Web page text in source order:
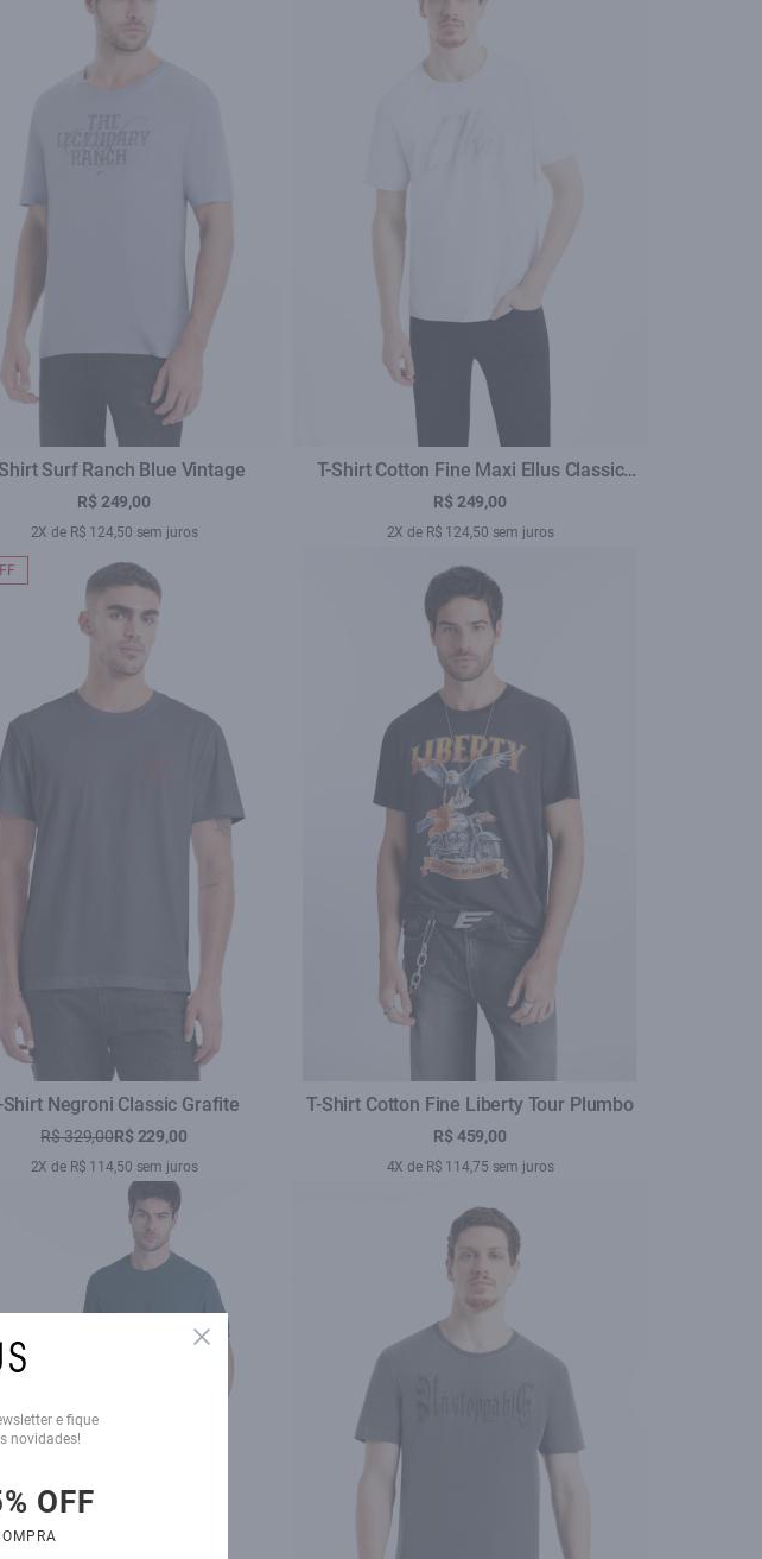
Surf Ranch Blue Vintage
R$ 249,00
2X de R$ 124,50 sem juros
T-Shirt Cotton Fine Maxi Ellus Classic
Branco
R$ 249,00
2X de R$ 124,50 sem juros
Shirt Negroni Classic Grafite
R$ 329,00R$ 229,00
2X de R$ 114,50 sem juros
T-Shirt Cotton Fine Liberty Tour Plumbo
R$ 459,00
4X de R$ 114,75 sem juros
Close
e fique
novidades!
OFF